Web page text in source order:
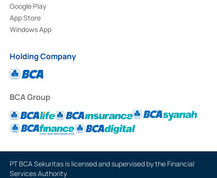
Google Play
App Store
Windows App
Holding Company
BCA Group
PT BCA Sekuritas is licensed and supervised by the Financial
Services Authority